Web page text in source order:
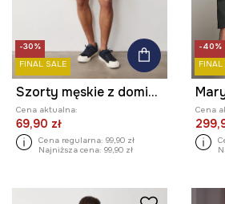
-30%
FINAL SALE
Szorty męskie z domieszką lnu z kolekcji Ilona Tambor x Medicine
Cena aktualna:
69,90 zł
Cena regularna: 99,90 zł
Najniższa cena: 99,90 zł
-40%
FINAL
Cena